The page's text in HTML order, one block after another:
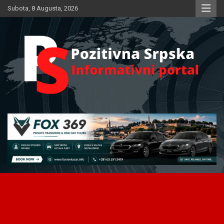
Skip
to
Subota, 8 Augusta, 2026
Pozitivna Srpska